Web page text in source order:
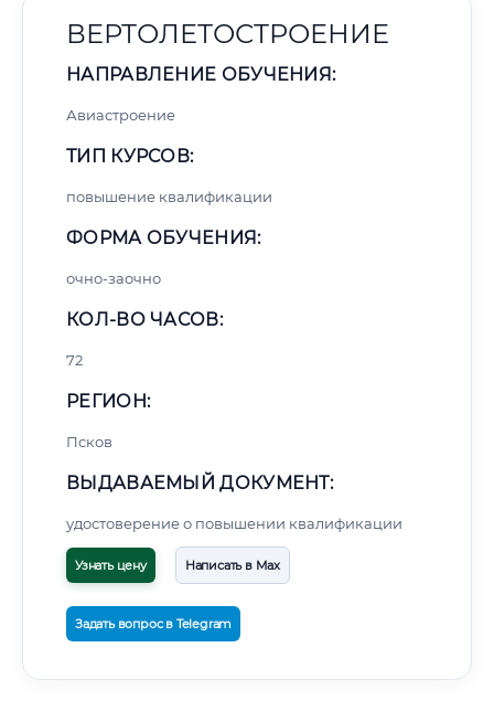
ВЕРТОЛЕТОСТРОЕНИЕ
НАПРАВЛЕНИЕ ОБУЧЕНИЯ:
Авиастроение
ТИП КУРСОВ:
повышение квалификации
ФОРМА ОБУЧЕНИЯ:
очно-заочно
КОЛ-ВО ЧАСОВ:
72
РЕГИОН:
Псков
ВЫДАВАЕМЫЙ ДОКУМЕНТ:
удостоверение о повышении квалификации
Узнать цену Написать в Max
Задать вопрос в Telegram